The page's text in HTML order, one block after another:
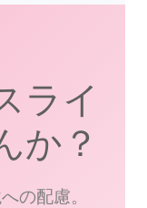
ライ
か？
の配慮。